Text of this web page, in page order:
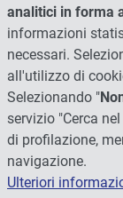
analitici in forma
informazioni
necessari.
all'utilizzo di
Selezionando "
servizio "Cerca
di profilazione,
navigazione.
Ulteriori